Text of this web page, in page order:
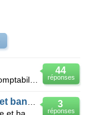
44
réponses
3
réponses